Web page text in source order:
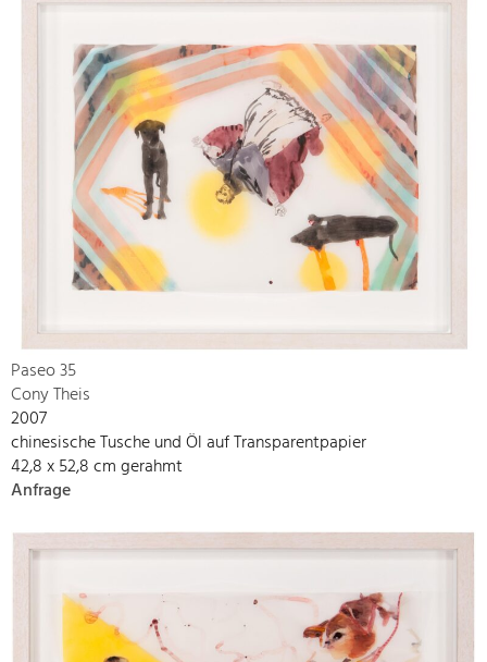
Paseo 35
Cony Theis
2007
chinesische Tusche und Öl auf Transparentpapier
42,8 x 52,8 cm gerahmt
Anfrage